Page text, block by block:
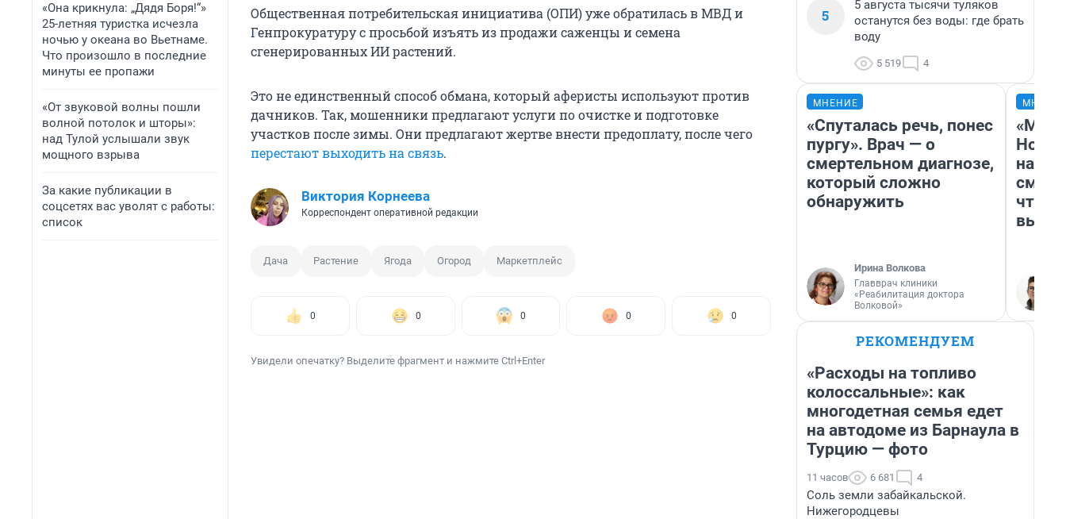
«Она крикнула: „Дядя Боря!“»
25-летняя туристка исчезла
ночью у океана во Вьетнаме.
Что произошло в последние
минуты ее пропажи
«От звуковой волны пошли
волной потолок и шторы»:
над Тулой услышали звук
мощного взрыва
За какие публикации в
соцсетях вас уволят с работы:
список
Общественная потребительская инициатива (ОПИ) уже обратилась в МВД и
Генпрокуратуру с просьбой изъять из продажи саженцы и семена
сгенерированных ИИ растений.
Это не единственный способ обмана, который аферисты используют против
дачников. Так, мошенники предлагают услуги по очистке и подготовке
участков после зимы. Они предлагают жертве внести предоплату, после чего
перестают выходить на связь.
Виктория Корнеева
Корреспондент оперативной редакции
Дача Растение Ягода Огород Маркетплейс
0 0 0 0 0
Увидели опечатку? Выделите фрагмент и нажмите Ctrl+Enter
5
5 августа тысячи туляков
останутся без воды: где брать
воду
5 519 4
МНЕНИЕ
«Спуталась речь, понес
пургу». Врач — о
смертельном диагнозе,
который сложно
обнаружить
Ирина Волкова
Главврач клиники
«Реабилитация доктора
Волковой»
«Мы
РЕКОМЕНДУЕМ
«Расходы на топливо
колоссальные»: как
многодетная семья едет
на автодоме из Барнаула в
Турцию — фото
11 часов 6 681 4
Соль земли забайкальской.
Нижегородцевы